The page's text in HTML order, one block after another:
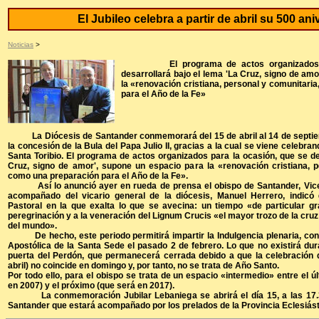
El Jubileo celebra a partir de abril su 500
Noticias >
El programa de actos organizados
desarrollará bajo el lema 'La Cruz, signo de
la «renovación cristiana, personal y
para el Año de la Fe»
La Diócesis de Santander conmemorará del 15 de abril al 14 de
la concesión de la Bula del Papa Julio II, gracias a la cual se viene
Santa Toribio. El programa de actos organizados para la ocasión, que se
Cruz, signo de amor', supone un espacio para la «renovación cristiana,
como una preparación para el Año de la Fe».
Así lo anunció ayer en rueda de prensa el obispo de Santander,
acompañado del vicario general de la diócesis, Manuel Herrero,
Pastoral en la que exalta lo que se avecina: un tiempo «de particular
peregrinación y a la veneración del Lignum Crucis «el mayor trozo de la
del mundo».
De hecho, este periodo permitirá impartir la Indulgencia plenaria,
Apostólica de la Santa Sede el pasado 2 de febrero. Lo que no existirá
puerta del Perdón, que permanecerá cerrada debido a que la celebración
abril) no coincide en domingo y, por tanto, no se trata de Año Santo.
Por todo ello, para el obispo se trata de un espacio «intermedio» entre el
en 2007) y el próximo (que será en 2017).
La conmemoración Jubilar Lebaniega se abrirá el día 15, a las
Santander que estará acompañado por los prelados de la Provincia